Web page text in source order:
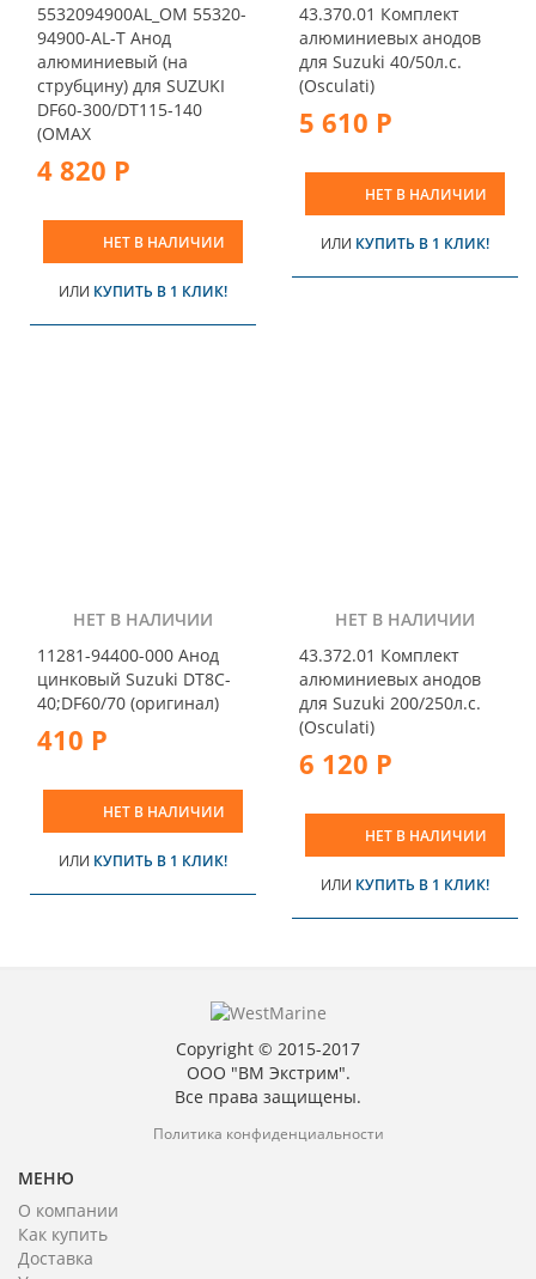
5532094900AL_OM 55320-
94900-AL-T Анод
алюминиевый (на
струбцину) для SUZUKI
DF60-300/DT115-140
(OMAX
4 820 Р
НЕТ В НАЛИЧИИ
ИЛИ КУПИТЬ В 1 КЛИК!
43.370.01 Комплект
алюминиевых анодов
для Suzuki 40/50л.с.
(Osculati)
5 610 Р
НЕТ В НАЛИЧИИ
ИЛИ КУПИТЬ В 1 КЛИК!
НЕТ В НАЛИЧИИ
11281-94400-000 Анод
цинковый Suzuki DT8C-
40;DF60/70 (оригинал)
410 Р
НЕТ В НАЛИЧИИ
ИЛИ КУПИТЬ В 1 КЛИК!
НЕТ В НАЛИЧИИ
43.372.01 Комплект
алюминиевых анодов
для Suzuki 200/250л.с.
(Osculati)
6 120 Р
НЕТ В НАЛИЧИИ
ИЛИ КУПИТЬ В 1 КЛИК!
Copyright © 2015-2017
ООО "ВМ Экстрим".
Все права защищены.
Политика конфиденциальности
МЕНЮ
О компании
Как купить
Доставка